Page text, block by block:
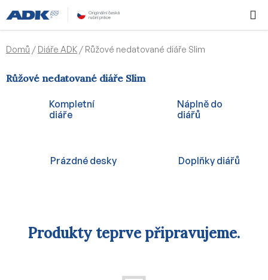
na
obsah
KOŠÍK
Domů / Diáře ADK / Růžové nedatované diáře Slim
Růžové nedatované diáře Slim
Kompletní
diáře
Náplně do
diářů
Prázdné desky Doplňky diářů
Produkty teprve připravujeme.